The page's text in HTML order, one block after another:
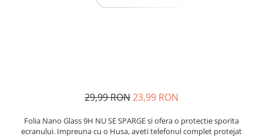
29,99 RON23,99 RON
Folia Nano Glass 9H NU SE SPARGE si ofera o protectie sporita
ecranului. Impreuna cu o Husa, aveti telefonul complet protejat